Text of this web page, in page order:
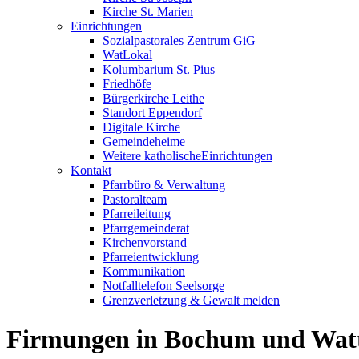
Kirche St. Marien
Einrichtungen
Sozialpastorales Zentrum GiG
WatLokal
Kolumbarium St. Pius
Friedhöfe
Bürgerkirche Leithe
Standort Eppendorf
Digitale Kirche
Gemeindeheime
Weitere katholische­­Einrichtungen
Kontakt
Pfarrbüro & Verwaltung
Pastoralteam
Pfarreileitung
Pfarrgemeinderat
Kirchenvorstand
Pfarreientwicklung
Kommunikation
Notfalltelefon Seelsorge
Grenzverletzung & Gewalt melden
Firmungen in Bochum und